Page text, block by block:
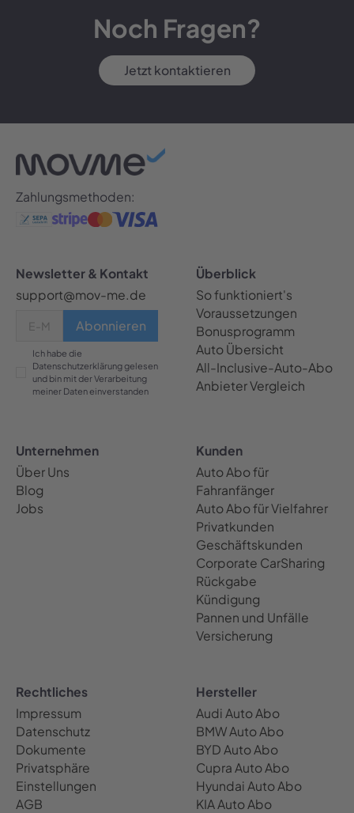
Noch Fragen?
Jetzt kontaktieren
Zahlungsmethoden:
Newsletter & Kontakt
support@mov-me.de
Ich habe die
Datenschutzerklärung gelesen
und bin mit der Verarbeitung
meiner Daten einverstanden
Überblick
So funktioniert's
Voraussetzungen
Bonusprogramm
Auto Übersicht
All-Inclusive-Auto-Abo
Anbieter Vergleich
Unternehmen
Über Uns
Blog
Jobs
Kunden
Auto Abo für
Fahranfänger
Auto Abo für Vielfahrer
Privatkunden
Geschäftskunden
Corporate CarSharing
Rückgabe
Kündigung
Pannen und Unfälle
Versicherung
Rechtliches
Impressum
Datenschutz
Dokumente
Privatsphäre
Einstellungen
AGB
Hersteller
Audi Auto Abo
BMW Auto Abo
BYD Auto Abo
Cupra Auto Abo
Hyundai Auto Abo
KIA Auto Abo